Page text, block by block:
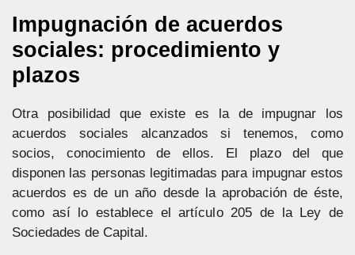
Impugnación de acuerdos
sociales: procedimiento y
plazos
Otra posibilidad que existe es la de impugnar los
acuerdos sociales alcanzados si tenemos, como
socios, conocimiento de ellos. El plazo del que
disponen las personas legitimadas para impugnar estos
acuerdos es de un año desde la aprobación de éste,
como así lo establece el artículo 205 de la Ley de
Sociedades de Capital.